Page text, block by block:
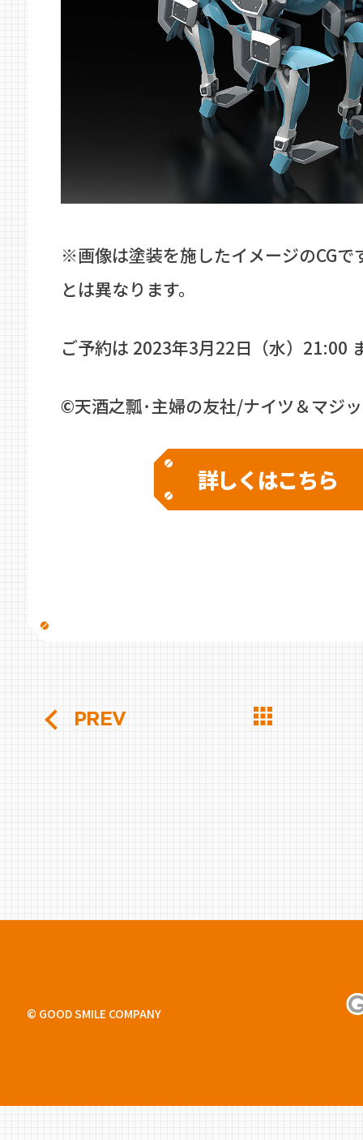
※画像は塗装を施したイメージのCGで
とは異なります。
ご予約は 2023年3月22日（水）21:00
©天酒之瓢･主婦の友社/ナイツ＆マジ
詳しくはこちら
PREV
© GOOD SMILE COMPANY